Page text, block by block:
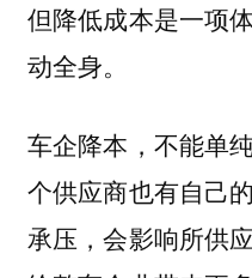
但降低成本是一项
动全身。
车企降本，不能单
个供应商也有自己
承压，会影响所供